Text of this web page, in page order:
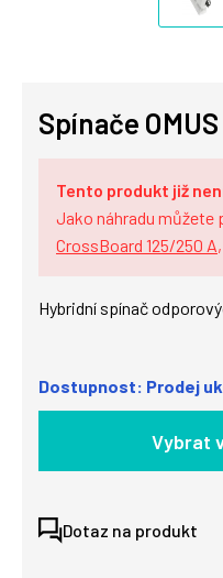
Spínače
Tento produkt již
Jako náhradu můžete
CrossBoard 125/250 A,
Hybridní spínač
Dostupnost: Prodej
Vybrat
Dotaz na produkt